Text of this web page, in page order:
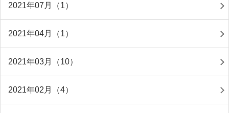
2021年07月（1）
2021年04月（1）
2021年03月（10）
2021年02月（4）